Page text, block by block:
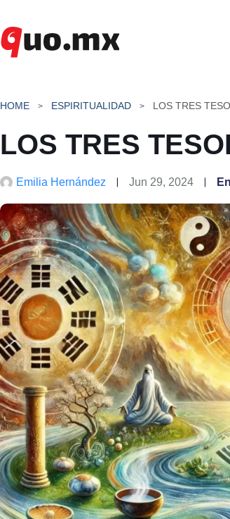
HOME ESPIRITUALIDAD LOS TRES
LOS TRES
Emilia Hernández Jun 29, 2024 En